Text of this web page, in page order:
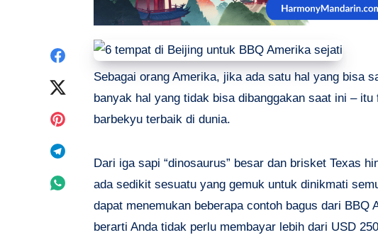
Share
Facebook
Share
Telegram
Share
Sebagai orang Amerika, jika ada satu hal yang bisa
banyak hal yang tidak bisa dibanggakan saat ini –
barbekyu terbaik di dunia.
Dari iga sapi “dinosaurus” besar dan brisket Texas
ada sedikit sesuatu yang gemuk untuk dinikmati
dapat menemukan beberapa contoh bagus dari
berarti Anda tidak perlu membayar lebih dari USD